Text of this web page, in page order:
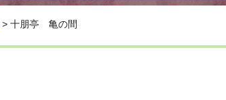
> 十朋亭 亀の間